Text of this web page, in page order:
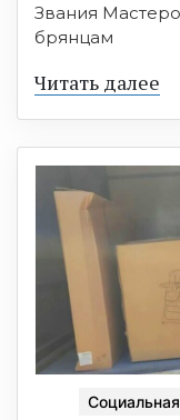
Звания
брянцам
Читать далее